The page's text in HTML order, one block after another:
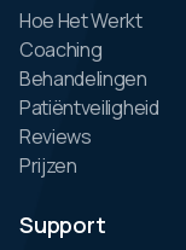
Hoe Het Werkt
Coaching
Behandelingen
Patiëntveiligheid
Reviews
Prijzen
Support